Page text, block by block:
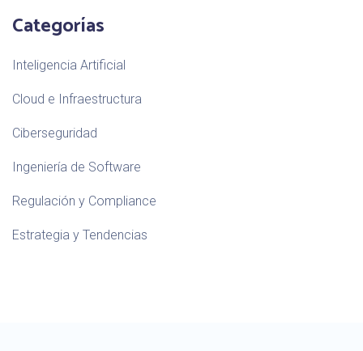
Categorías
Inteligencia Artificial
Cloud e Infraestructura
Ciberseguridad
Ingeniería de Software
Regulación y Compliance
Estrategia y Tendencias